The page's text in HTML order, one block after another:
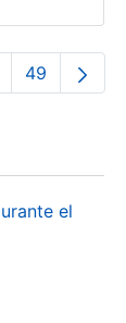
Page
49
el